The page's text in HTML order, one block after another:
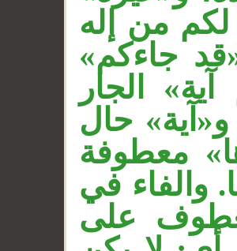
من إله
جاءكم»
الجار
حال
معطوفة
والفاء في
على